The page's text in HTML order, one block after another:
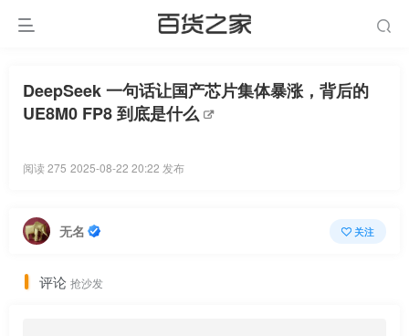
DeepSeek 一句话让国产芯片集体暴涨，背后的
UE8M0 FP8 到底是什么
阅读 275 2025-08-22 20:22 发布
无名 关注
评论 抢沙发